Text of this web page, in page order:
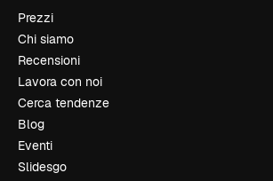
Prezzi
Chi siamo
Recensioni
Lavora con noi
Cerca tendenze
Blog
Eventi
Slidesgo